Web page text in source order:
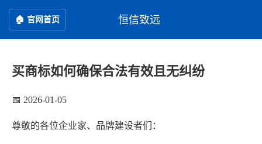
🏠 官网首页 恒信致远
买商标如何确保合法有效且无纠纷
📅 2026-01-05
尊敬的各位企业家、品牌建设者们：